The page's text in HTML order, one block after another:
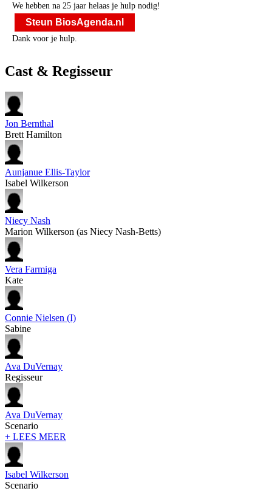
We hebben na 25 jaar helaas je hulp nodig!
Steun BiosAgenda.nl
Dank voor je hulp.
Cast & Regisseur
Jon Bernthal
Brett Hamilton
Aunjanue Ellis-Taylor
Isabel Wilkerson
Niecy Nash
Marion Wilkerson (as Niecy Nash-Betts)
Vera Farmiga
Kate
Connie Nielsen (I)
Sabine
Ava DuVernay
Regisseur
Ava DuVernay
Scenario
+ LEES MEER
Isabel Wilkerson
Scenario